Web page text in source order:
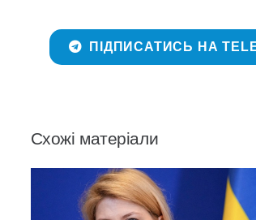
ПІДПИСАТИСЬ НА
Схожі матеріали